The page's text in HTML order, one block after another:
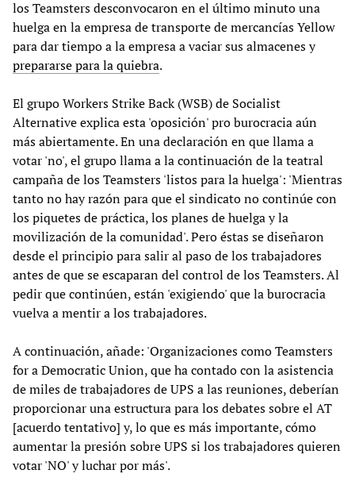
los Teamsters desconvocaron en el último minuto una
huelga en la empresa de transporte de mercancías Yellow
para dar tiempo a la empresa a vaciar sus almacenes y
prepararse para la quiebra.
El grupo Workers Strike Back (WSB) de Socialist
Alternative explica esta 'oposición' pro burocracia aún
más abiertamente. En una declaración en que llama a
votar 'no', el grupo llama a la continuación de la teatral
campaña de los Teamsters 'listos para la huelga': 'Mientras
tanto no hay razón para que el sindicato no continúe con
los piquetes de práctica, los planes de huelga y la
movilización de la comunidad'. Pero éstas se diseñaron
desde el principio para salir al paso de los trabajadores
antes de que se escaparan del control de los Teamsters. Al
pedir que continúen, están 'exigiendo' que la burocracia
vuelva a mentir a los trabajadores.
A continuación, añade: 'Organizaciones como Teamsters
for a Democratic Union, que ha contado con la asistencia
de miles de trabajadores de UPS a las reuniones, deberían
proporcionar una estructura para los debates sobre el AT
[acuerdo tentativo] y, lo que es más importante, cómo
aumentar la presión sobre UPS si los trabajadores quieren
votar 'NO' y luchar por más'.